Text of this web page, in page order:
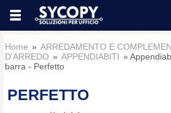
Home ARREDAMENTO E
D'ARREDO
APPENDIABITI
barra - Perfetto
PERFETTO